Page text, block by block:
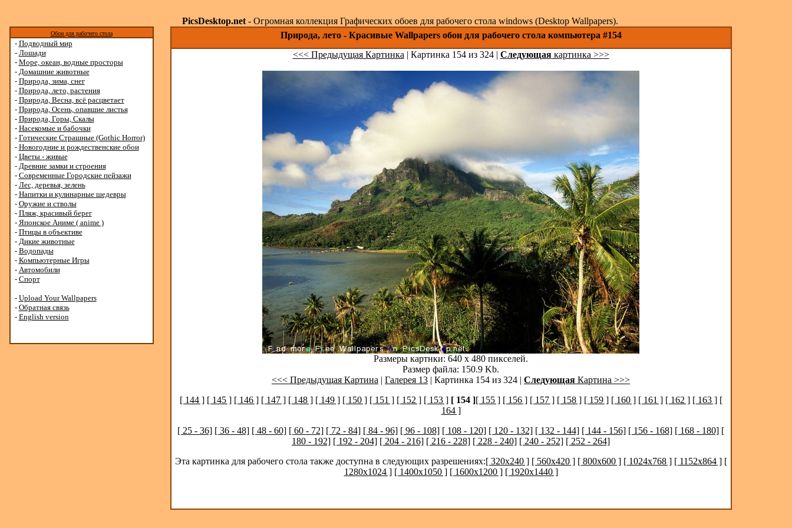
PicsDesktop.net- Огромная коллекция Графических обоев для рабочего стола windows (Desktop Wallpapers).
Обои для рабочего стола
- Подводный мир
- Лошади
- Море, океан, водные просторы
- Домашние животные
- Природа, зима, снег
- Природа, лето, растения
- Природа, Весна, всё расцветает
- Природа, Осень, опавшие листья
- Природа, Горы, Скалы
- Насекомые и бабочки
- Готические Страшные (Gothic Horror)
- Новогодние и рождественские обои
- Цветы - живые
- Древние замки и строения
- Современные Городские пейзажи
- Лес, деревья, зелень
- Напитки и кулинарные шедевры
- Оружие и стволы
- Пляж, красивый берег
- Японское Аниме ( anime )
- Птицы в объективе
- Дикие животные
- Водопады
- Компьютерные Игры
- Автомобили
- Спорт
- Upload Your Wallpapers
- Обратная связь
- English version
Природа, лето - Красивые Wallpapers обои для рабочего стола компьютера #154
<<< Предыдущая Картинка | Картинка 154 из 324 | Следующаякартинка >>>
Размеры картнки: 640 x 480 пикселей.
Размер файла: 150.9 Kb.
<<< Предыдущая Картина | Галерея 13 | Картинка 154 из 324 | Следующая Картина >>>
[ 144 ] [ 145 ] [ 146 ] [ 147 ] [ 148 ] [ 149 ] [ 150 ] [ 151 ] [ 152 ] [ 153 ] [ 154 ][ 155 ] [ 156 ] [ 157 ] [ 158 ] [ 159 ] [ 160 ] [ 161 ] [ 162 ] [ 163 ] [
164 ]
[ 25 - 36] [ 36 - 48] [ 48 - 60] [ 60 - 72] [ 72 - 84] [ 84 - 96] [ 96 - 108] [ 108 - 120] [ 120 - 132] [ 132 - 144] [ 144 - 156] [ 156 - 168] [ 168 - 180] [
180 - 192] [ 192 - 204] [ 204 - 216] [ 216 - 228] [ 228 - 240] [ 240 - 252] [ 252 - 264]
Эта картинка для рабочего стола также доступна в следующих разрешениях:[ 320x240 ] [ 560x420 ] [ 800x600 ] [ 1024x768 ] [ 1152x864 ] [
1280x1024 ] [ 1400x1050 ] [ 1600x1200 ] [ 1920x1440 ]